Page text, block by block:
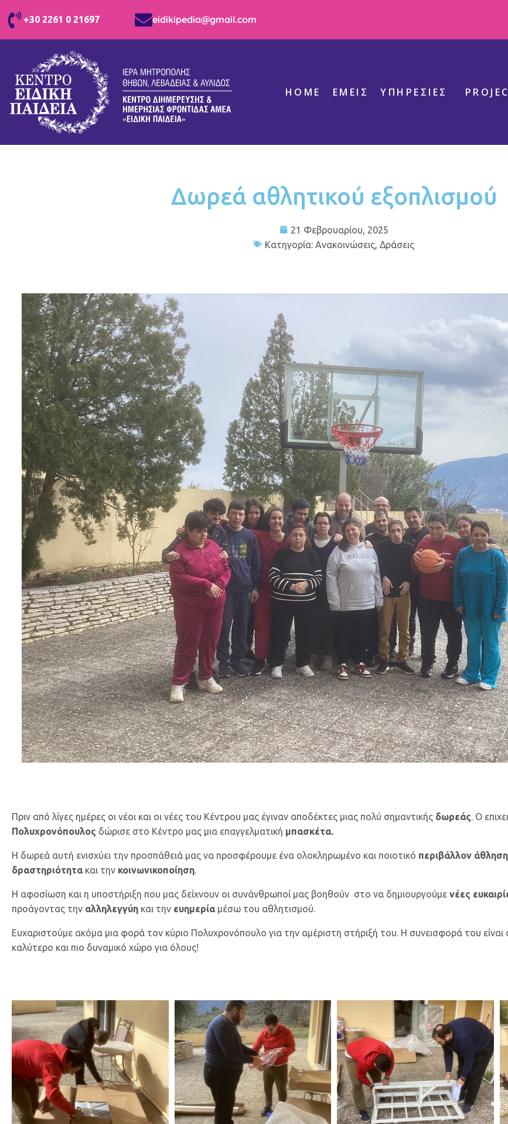
+30 2261 0 21697 eidikipedia@gmail.com
HOME ΕΜΕΊΣ ΥΠΗΡΕΣΊΕΣ
Δωρεά αθλητικού εξοπλισμού
21 Φεβρουαρίου, 2025
Κατηγορία: Ανακοινώσεις, Δράσεις
Πριν από λίγες ημέρες οι νέοι και οι νέες του Κέντρου μας έγιναν αποδέκτες μιας πολύ σημαντικής δωρεάς. Ο
Πολυχρονόπουλος δώρισε στο Κέντρο μας μια επαγγελματική μπασκέτα.
Η δωρεά αυτή ενισχύει την προσπάθειά μας να προσφέρουμε ένα ολοκληρωμένο και ποιοτικό περιβάλλον
δραστηριότητα και την κοινωνικοποίηση.
Η αφοσίωση και η υποστήριξη που μας δείχνουν οι συνάνθρωποί μας βοηθούν στο να δημιουργούμε νέες
προάγοντας την αλληλεγγύη και την ευημερία μέσω του αθλητισμού.
Ευχαριστούμε ακόμα μια φορά τον κύριο Πολυχρονόπουλο για την αμέριστη στήριξή του. Η συνεισφορά του
καλύτερο και πιο δυναμικό χώρο για όλους!